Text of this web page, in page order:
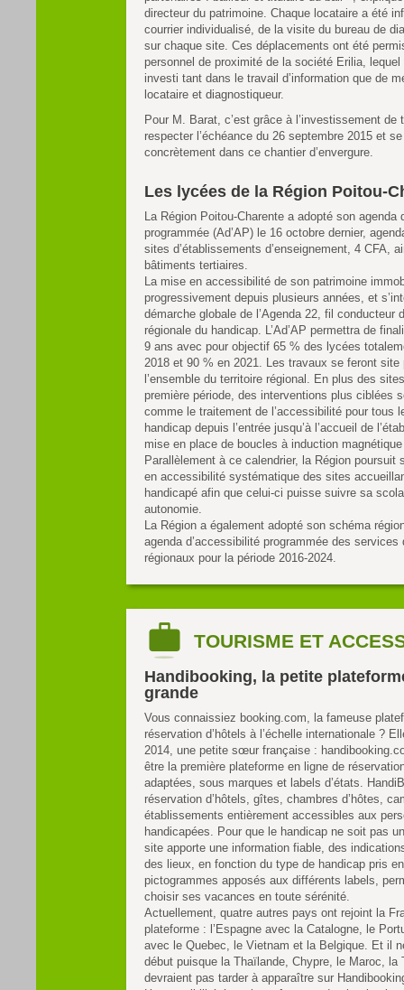
directeur du patrimoine. Chaque locataire a été
courrier individualisé, de la visite du bureau de
sur chaque site. Ces déplacements ont été
personnel de proximité de la société Erilia, lequel
investi tant dans le travail d’information que de
locataire et diagnostiqueur.
Pour M. Barat, c’est grâce à l’investissement de
respecter l’échéance du 26 septembre 2015 et
concrètement dans ce chantier d’envergure.
Les lycées de la Région Poitou-
La Région Poitou-Charente a adopté son agenda
programmée (Ad’AP) le 16 octobre dernier,
sites d’établissements d’enseignement, 4 CFA,
bâtiments tertiaires.
La mise en accessibilité de son patrimoine
progressivement depuis plusieurs années, et
démarche globale de l’Agenda 22, fil conducteur
régionale du handicap. L’Ad’AP permettra de
9 ans avec pour objectif 65 % des lycées
2018 et 90 % en 2021. Les travaux se feront site
l’ensemble du territoire régional. En plus des
première période, des interventions plus ciblées
comme le traitement de l’accessibilité pour tous
handicap depuis l’entrée jusqu’à l’accueil de
mise en place de boucles à induction
Parallèlement à ce calendrier, la Région poursuit
en accessibilité systématique des sites
handicapé afin que celui-ci puisse suivre sa
autonomie.
La Région a également adopté son schéma
agenda d’accessibilité programmée des services
régionaux pour la période 2016-2024.
TOURISME ET
Handibooking, la petite
grande
Vous connaissiez booking.com, la fameuse
réservation d’hôtels à l’échelle internationale ?
2014, une petite sœur française :
être la première plateforme en ligne de
adaptées, sous marques et labels d’états.
réservation d’hôtels, gîtes, chambres d’hôtes,
établissements entièrement accessibles aux
handicapées. Pour que le handicap ne soit pas
site apporte une information fiable, des
des lieux, en fonction du type de handicap pris
pictogrammes apposés aux différents labels,
choisir ses vacances en toute sérénité.
Actuellement, quatre autres pays ont rejoint la
plateforme : l’Espagne avec la Catalogne, le
avec le Quebec, le Vietnam et la Belgique. Et il
début puisque la Thaïlande, Chypre, le Maroc, la
devraient pas tarder à apparaître sur